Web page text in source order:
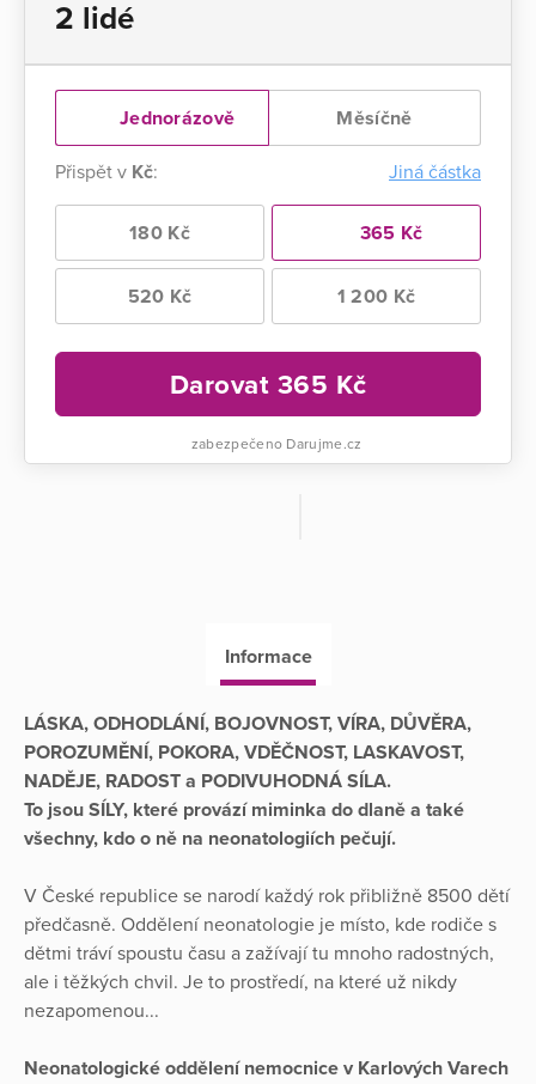
2 lidé
Jednorázově Měsíčně
Přispět v Kč: Jiná částka
180 Kč 365 Kč
520 Kč 1 200 Kč
Darovat 365 Kč
zabezpečeno Darujme.cz
Informace
LÁSKA, ODHODLÁNÍ, BOJOVNOST, VÍRA, DŮVĚRA,
POROZUMĚNÍ, POKORA, VDĚČNOST, LASKAVOST,
NADĚJE, RADOST a PODIVUHODNÁ SÍLA.
To jsou SÍLY, které provází miminka do dlaně a také
všechny, kdo o ně na neonatologiích pečují.
V České republice se narodí každý rok přibližně 8500 dětí
předčasně. Oddělení neonatologie je místo, kde rodiče s
dětmi tráví spoustu času a zažívají tu mnoho radostných,
ale i těžkých chvil. Je to prostředí, na které už nikdy
nezapomenou...
Neonatologické oddělení nemocnice v Karlových Varech